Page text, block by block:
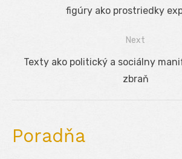
figúry ako prostriedky
Next
Next
Texty ako politický a sociálny
zbraň
Poradňa